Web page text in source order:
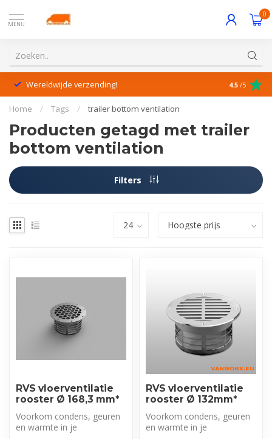
MENU
0
Wereldwijde verzending! 4.5 /5
Home / Tags / trailer bottom ventilation
Producten getagd met trailer
bottom ventilation
Filters
RVS vloerventilatie
rooster Ø 168,3 mm*
Voorkom condens, geuren
en warmte in je
RVS vloerventilatie
rooster Ø 132mm*
Voorkom condens, geuren
en warmte in je